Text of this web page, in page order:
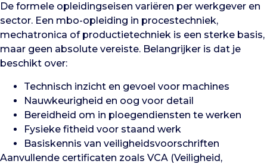
De formele opleidingseisen variëren per werkgever en
sector. Een mbo-opleiding in procestechniek,
mechatronica of productietechniek is een sterke basis,
maar geen absolute vereiste. Belangrijker is dat je
beschikt over:
Technisch inzicht en gevoel voor machines
Nauwkeurigheid en oog voor detail
Bereidheid om in ploegendiensten te werken
Fysieke fitheid voor staand werk
Basiskennis van veiligheidsvoorschriften
Aanvullende certificaten zoals VCA (Veiligheid,